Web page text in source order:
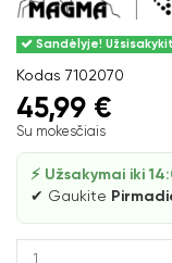
Sandėlyje!
Kodas 7102070
45,99 €
Su mokesčiais
⚡ Užsakymai iki
✔ Gaukite